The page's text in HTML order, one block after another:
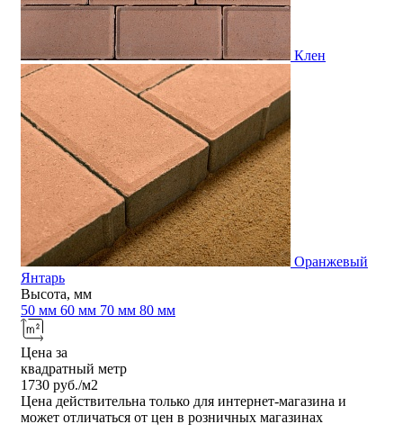
Клен
Оранжевый
Янтарь
Высота, мм
50 мм 60 мм 70 мм 80 мм
Цена за
квадратный метр
1730 руб./м2
Цена действительна только для интернет-магазина и
может отличаться от цен в розничных магазинах